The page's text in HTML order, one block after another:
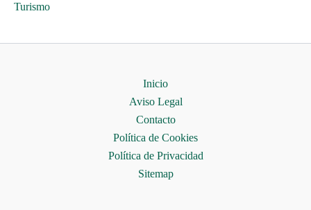
Turismo
Inicio
Aviso Legal
Contacto
Política de Cookies
Política de Privacidad
Sitemap